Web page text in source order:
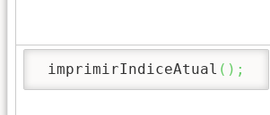
imprimirIndiceAtual ( ) ;